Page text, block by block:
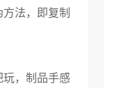
法，即复制
，制品手感